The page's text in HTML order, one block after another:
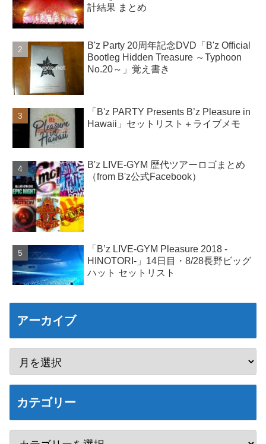
計結果 まとめ
B'z Party 20周年記念DVD「B'z Official
Bootleg Hidden Treasure ～Typhoon
No.20～」覚え書き
「B'z PARTY Presents B’z Pleasure in
Hawaii」セットリスト＋ライブメモ
B'z LIVE-GYM 歴代ツアーロゴまとめ
（from B'z公式Facebook）
「B’z LIVE-GYM Pleasure 2018 -
HINOTORI-」14日目・8/28長野ビッグ
ハット セットリスト
アーカイブ
カテゴリー